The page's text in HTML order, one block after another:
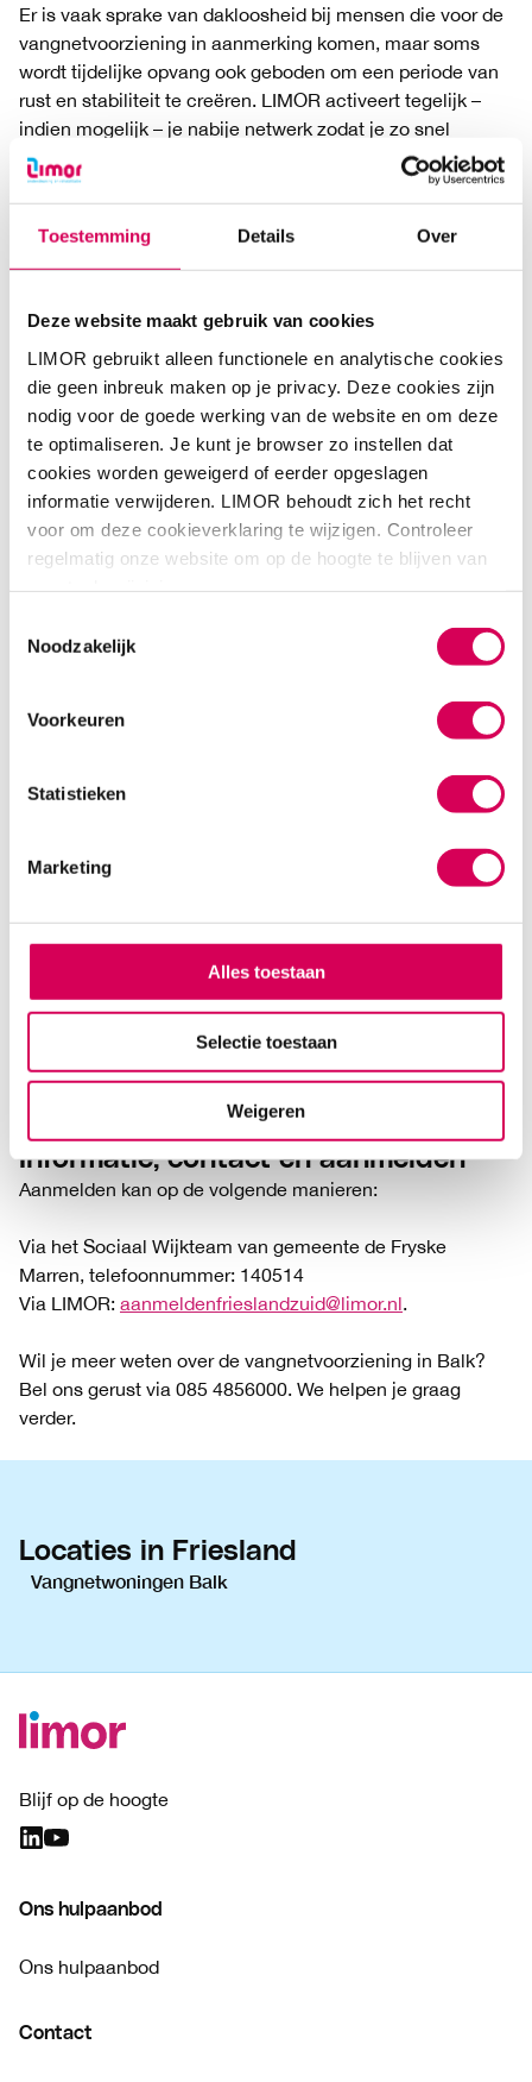
Toestemming Details Over
Deze website maakt gebruik van cookies
LIMOR gebruikt alleen functionele en analytische cookies
die geen inbreuk maken op je privacy. Deze cookies zijn
nodig voor de goede werking van de website en om deze
te optimaliseren. Je kunt je browser zo instellen dat
cookies worden geweigerd of eerder opgeslagen
informatie verwijderen. LIMOR behoudt zich het recht
voor om deze cookieverklaring te wijzigen. Controleer
regelmatig onze website om op de hoogte te blijven van
Noodzakelijk
Voorkeuren
Statistieken
Marketing
Alles toestaan
Selectie toestaan
Weigeren
Er is vaak sprake van dakloosheid bij mensen die voor de
vangnetvoorziening in aanmerking komen, maar soms
wordt tijdelijke opvang ook geboden om een periode van
rust en stabiliteit te creëren. LIMOR activeert tegelijk –
indien mogelijk – je nabije netwerk zodat je zo snel
mogelijk weer kan deelnemen in de jou bekende woon-
en leefomgeving.
Soms ben je als cliënt geholpen met een aantal weken
tijdelijke huisvesting, maar het kan ook zijn dat het
opvang in de vangnetvoorziening is zo kort als mogelijk
en voor maximaal twee jaar. De vangnetvoorziening is
geïntegreerd in de wijk. Ook na de opvangperiode word je
begeleid naar terugkeer in de samenleving. We zoeken
dan de vorm van hulp die het beste bij je past.
Locaties
In Friesland hebben weVangnetvoorziening Balk
betreft een samenwerking tussen LIMOR, Dynhus en
meer over hoe je woont en wat je van de begeleiding kunt
verwachten.
Informatie, contact en aanmelden
Aanmelden kan op de volgende manieren:
Via het Sociaal Wijkteam van gemeente de Fryske
Marren, telefoonnummer: 140514
Via LIMOR: aanmeldenfrieslandzuid@limor.nl.
Wil je meer weten over de vangnetvoorziening in Balk?
Bel ons gerust via 085 4856000. We helpen je graag
verder.
Locaties in Friesland
Vangnetwoningen Balk
Blijf op de hoogte
Ons hulpaanbod
Ons hulpaanbod
Contact